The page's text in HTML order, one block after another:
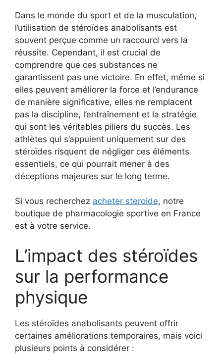
Dans le monde du sport et de la musculation,
l’utilisation de stéroïdes anabolisants est
souvent perçue comme un raccourci vers la
réussite. Cependant, il est crucial de
comprendre que ces substances ne
garantissent pas une victoire. En effet, même si
elles peuvent améliorer la force et l’endurance
de manière significative, elles ne remplacent
pas la discipline, l’entraînement et la stratégie
qui sont les véritables piliers du succès. Les
athlètes qui s’appuient uniquement sur des
stéroïdes risquent de négliger ces éléments
essentiels, ce qui pourrait mener à des
déceptions majeures sur le long terme.
Si vous recherchez acheter steroide, notre
boutique de pharmacologie sportive en France
est à votre service.
L’impact des stéroïdes
sur la performance
physique
Les stéroïdes anabolisants peuvent offrir
certaines améliorations temporaires, mais voici
plusieurs points à considérer :